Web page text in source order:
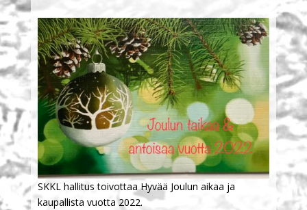
SKKL hallitus toivottaa Hyvää Joulun aikaa ja
kaupallista vuotta 2022.